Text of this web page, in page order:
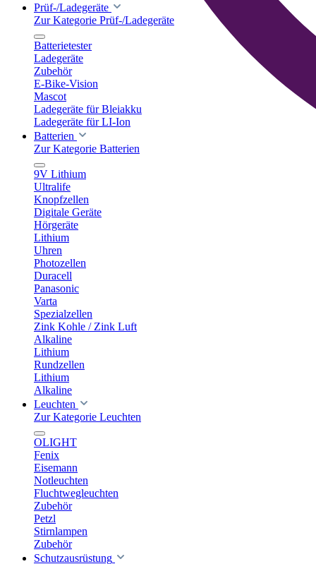
Prüf-/Ladegeräte
Zur Kategorie Prüf-/Ladegeräte
Batterietester
Ladegeräte
Zubehör
E-Bike-Vision
Mascot
Ladegeräte für Bleiakku
Ladegeräte für LI-Ion
Batterien
Zur Kategorie Batterien
9V Lithium
Ultralife
Knopfzellen
Digitale Geräte
Hörgeräte
Lithium
Uhren
Photozellen
Duracell
Panasonic
Varta
Spezialzellen
Zink Kohle / Zink Luft
Alkaline
Lithium
Rundzellen
Lithium
Alkaline
Leuchten
Zur Kategorie Leuchten
OLIGHT
Fenix
Eisemann
Notleuchten
Fluchtwegleuchten
Zubehör
Petzl
Stirnlampen
Zubehör
Schutzausrüstung